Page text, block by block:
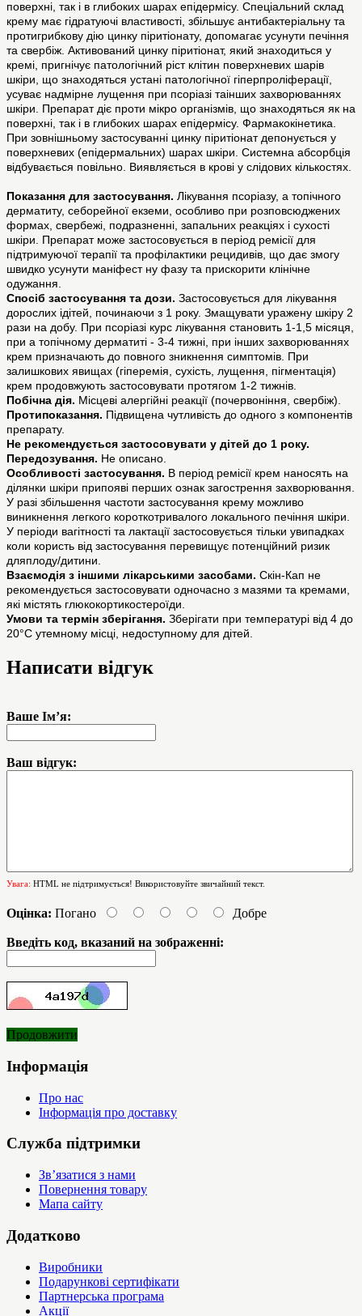
поверхні, так і в глибоких шарах епідермісу. Спеціальний склад
крему має гідратуючі властивості, збільшує антибактеріальну та
протигрибкову дію цинку піритіонату, допомагає усунути печіння
та свербіж. Активований цинку піритіонат, який знаходиться у
кремі, пригнічує патологічний ріст клітин поверхневих шарів
шкіри, що знаходяться устані патологічної гіперпроліферації,
усуває надмірне лущення при псоріазі таінших захворюваннях
шкіри. Препарат діє проти мікро організмів, що знаходяться як на
поверхні, так і в глибоких шарах епідермісу. Фармакокінетика.
При зовнішньому застосуванні цинку піритіонат депонується у
поверхневих (епідермальних) шарах шкіри. Системна абсорбція
відбувається повільно. Виявляється в крові у слідових кількостях.
Показання для застосування. Лікування псоріазу, а топічного
дерматиту, себорейної екземи, особливо при розповсюджених
формах, свербежі, подразненні, запальних реакціях і сухості
шкіри. Препарат може застосовується в період ремісії для
підтримуючої терапії та профілактики рецидивів, що дає змогу
швидко усунути маніфест ну фазу та прискорити клінічне
одужання.
Спосіб застосування та дози. Застосовується для лікування
дорослих ідітей, починаючи з 1 року. Змащувати уражену шкіру 2
рази на добу. При псоріазі курс лікування становить 1-1,5 місяця,
при а топічному дерматиті - 3-4 тижні, при інших захворюваннях
крем призначають до повного зникнення симптомів. При
залишкових явищах (гіперемія, сухість, лущення, пігментація)
крем продовжують застосовувати протягом 1-2 тижнів.
Побічна дія. Місцеві алергійні реакції (почервоніння, свербіж).
Протипоказання. Підвищена чутливість до одного з компонентів
препарату.
Не рекомендується застосовувати у дітей до 1 року.
Передозування. Не описано.
Особливості застосування. В період ремісії крем наносять на
ділянки шкіри припояві перших ознак загострення захворювання.
У разі збільшення частоти застосування крему можливо
виникнення легкого короткотривалого локального печіння шкіри.
У періоди вагітності та лактації застосовується тільки увипадках
коли користь від застосування перевищує потенційний ризик
дляплоду/дитини.
Взаємодія з іншими лікарськими засобами. Скін-Кап не
рекомендується застосовувати одночасно з мазями та кремами,
які містять глюкокортикостероїди.
Умови та термін зберігання. Зберігати при температурі від 4 до
20°С утемному місці, недоступному для дітей.
Написати відгук
Ваше Ім’я:
Ваш відгук:
Увага: HTML не підтримується! Використовуйте звичайний текст.
Оцінка: Погано Добре
Введіть код, вказаний на зображенні:
Продовжити
Інформація
Про нас
Інформація про доставку
Служба підтримки
Зв’язатися з нами
Повернення товару
Мапа сайту
Додатково
Виробники
Подарункові сертифікати
Партнерська програма
Акції